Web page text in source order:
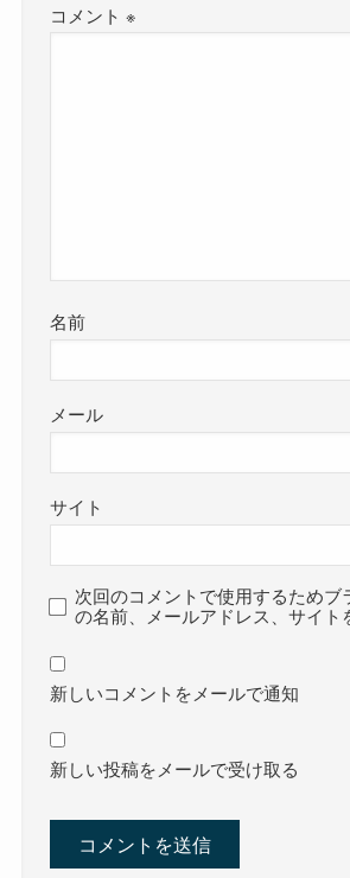
コメント※
名前
メール
サイト
次回のコメントで使用するためブ
の名前、メールアドレス、サイト
新しいコメントをメールで通知
新しい投稿をメールで受け取る